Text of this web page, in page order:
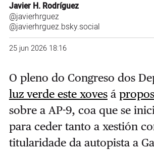
Javier H. Rodríguez
@javierhrguez
@javierhrguez.bsky.social
25 jun 2026 18:16
O pleno do Congreso dos
luz verde este xovesá
sobre a AP-9, coa que se
para ceder tanto a xestión
titularidade da autopista a